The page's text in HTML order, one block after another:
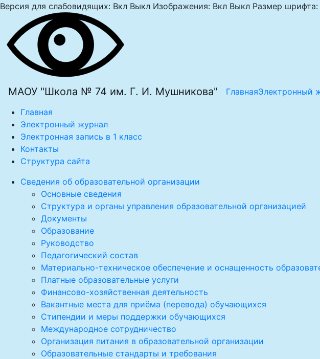
Версия для слабовидящих: Вкл Выкл Изображения: Вкл Выкл Размер шрифта:
МАОУ "Школа № 74 им. Г. И. Мушникова" ГлавнаяЭлектронный
Главная
Электронный журнал
Электронная запись в 1 класс
Контакты
Структура сайта
Сведения об образовательной организации
Основные сведения
Структура и органы управления образовательной организацией
Документы
Образование
Руководство
Педагогический состав
Материально-техническое обеспечение и оснащенность
Платные образовательные услуги
Финансово-хозяйственная деятельность
Вакантные места для приёма (перевода) обучающихся
Стипендии и меры поддержки обучающихся
Международное сотрудничество
Организация питания в образовательной организации
Образовательные стандарты и требования